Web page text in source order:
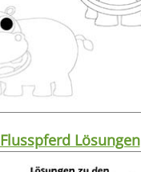
Flusspferd Lösungen